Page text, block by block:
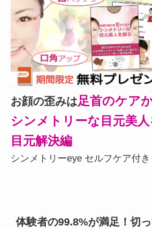
お顔の歪みは足首のケア
シンメトリーな目元美
目元解決編
シンメトリーeye セルフケア付き
体験者の99.8%が満足！切